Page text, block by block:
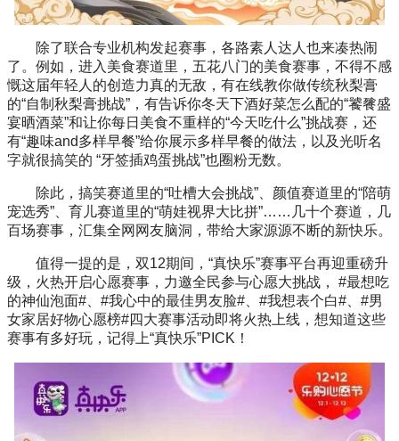
除了联合专业机构发起赛事，各路素人达人也来凑热闹
了。例如，进入美食赛道里，五花八门的美食赛事，不得不感
慨这届年轻人的创造力真的无敌，有在线教你做传统秋梨膏
的“自制秋梨膏挑战”，有告诉你冬天下酒好菜怎么配的“饕餮盛
宴晒酒菜”和让你每日美食不重样的“今天吃什么”挑战赛，还
有“趣味and多样早餐”给你展示多样早餐的做法，以及光听名
字就很搞笑的 “牙签插鸡蛋挑战”也圈粉无数。
除此，搞笑赛道里的“吐槽大会挑战”、颜值赛道里的“陪萌
宠选秀”、育儿赛道里的“萌娃视界大比拼”……几十个赛道，几
百场赛事，汇集全网网友脑洞，带给大家源源不断的新快乐。
值得一提的是，双12期间，“真快乐”赛事平台再迎重磅升
级，火热开启心愿赛事，力邀全民参与心愿大挑战， #最想吃
的神仙泡面#、#我心中的最佳男友脸#、#我想表个白#、#男
女家居好物心愿榜#四大赛事活动即将火热上线，想知道这些
赛事有多好玩，记得上“真快乐”PICK！